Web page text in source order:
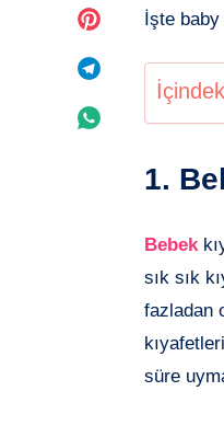
paylaşın
Pinterest'de
paylaşın
Telegram'de
paylaşın
Whatsapp'de
İşte
1.
Bebek
sık sık
fazladan
süre